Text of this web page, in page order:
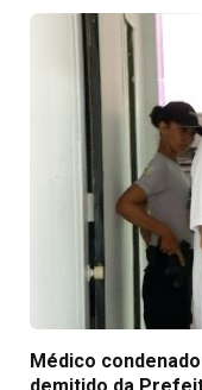
Médico
demitido da